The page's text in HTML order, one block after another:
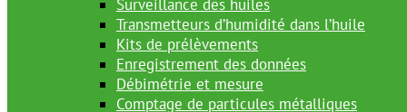
Surveillance des huiles
Transmetteurs d’humidité dans l’huile
Kits de prélèvements
Enregistrement des données
Débimétrie et mesure
Comptage de particules métalliques